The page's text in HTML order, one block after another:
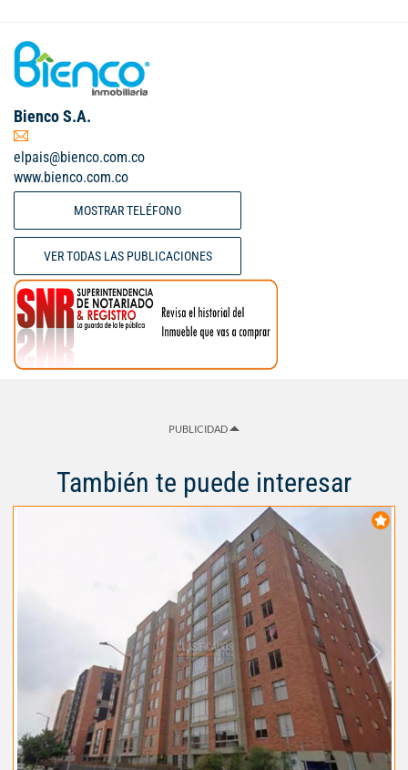
Bienco S.A.
elpais@bienco.com.co
www.bienco.com.co
MOSTRAR TELÉFONO
VER TODAS LAS PUBLICACIONES
PUBLICIDAD
También te puede interesar